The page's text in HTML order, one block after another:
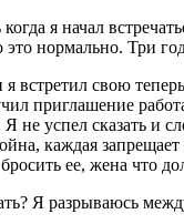
я начал
нормально. Три
встретил свою
приглашение
не успел сказать и
каждая
ее, жена что
Я разрываюсь